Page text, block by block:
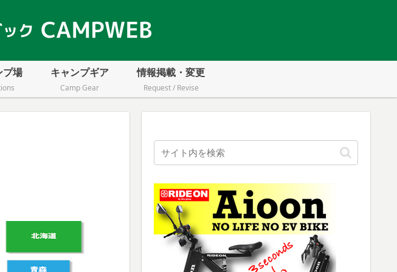
プ場
キャンプギア
Camp Gear
情報掲載・変更
Request / Revise